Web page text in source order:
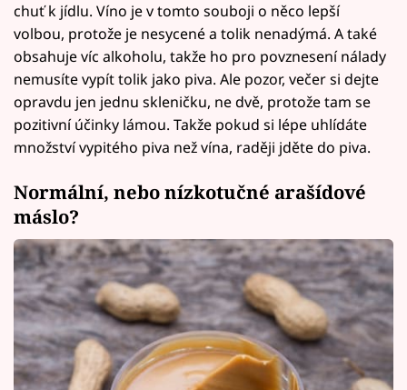
chuť k jídlu. Víno je v tomto souboji o něco lepší
volbou, protože je nesycené a tolik nenadýmá. A také
obsahuje víc alkoholu, takže ho pro povznesení nálady
nemusíte vypít tolik jako piva. Ale pozor, večer si dejte
opravdu jen jednu skleničku, ne dvě, protože tam se
pozitivní účinky lámou. Takže pokud si lépe uhlídáte
množství vypitého piva než vína, raději jděte do piva.
Normální, nebo nízkotučné arašídové
máslo?